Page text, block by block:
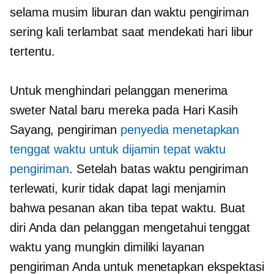
selama musim liburan dan waktu pengiriman
sering kali terlambat saat mendekati hari libur
tertentu.
Untuk menghindari pelanggan menerima
sweter Natal baru mereka pada Hari Kasih
Sayang, pengiriman penyedia menetapkan
tenggat waktu untuk dijamintepat waktu
pengiriman. Setelah batas waktu pengiriman
terlewati, kurir tidak dapat lagi menjamin
bahwa pesanan akan tiba tepat waktu. Buat
diri Anda dan pelanggan mengetahui tenggat
waktu yang mungkin dimiliki layanan
pengiriman Anda untuk menetapkan ekspektasi